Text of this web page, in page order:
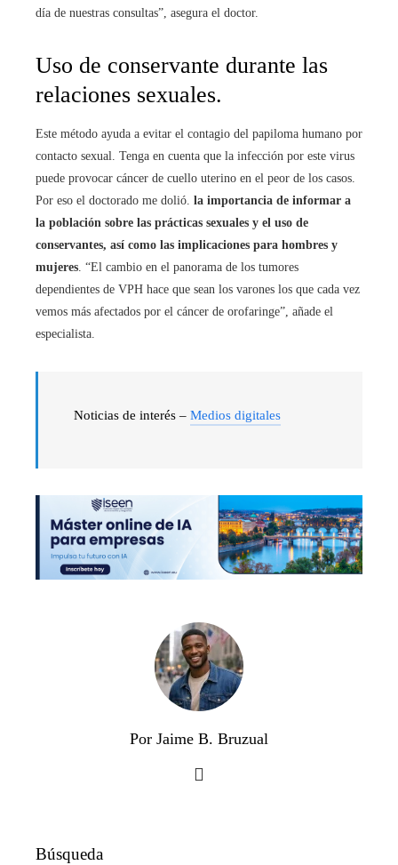
día de nuestras consultas”, asegura el doctor.
Uso de conservante durante las
relaciones sexuales.
Este método ayuda a evitar el contagio del papiloma humano por
contacto sexual. Tenga en cuenta que la infección por este virus
puede provocar cáncer de cuello uterino en el peor de los casos.
Por eso el doctorado me dolió. la importancia de informar a
la población sobre las prácticas sexuales y el uso de
conservantes, así como las implicaciones para hombres y
mujeres. “El cambio en el panorama de los tumores
dependientes de VPH hace que sean los varones los que cada vez
vemos más afectados por el cáncer de orofaringe”, añade el
especialista.
Noticias de interés – Medios digitales
Por Jaime B. Bruzual
Búsqueda